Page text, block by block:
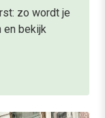
zo wordt je
en bekijk